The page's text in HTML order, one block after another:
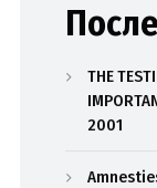
THE
2001